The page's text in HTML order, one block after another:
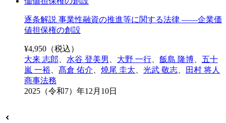
逐条解説 事業性融資の推進等に関する法律 ――企業価
値担保権の創設
¥4,950 （税込）
大来 志郎
水谷 登美男 大野 一行 飯島 隆博
五十
嵐 一裕
髙倉 佑介 燒尾 圭太 光武 敬志
田村 将人
商事法務
2025（令和7）年12月10日